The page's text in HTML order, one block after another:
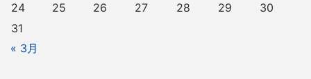
24
25 26 27 28 29
30
31
« 3月